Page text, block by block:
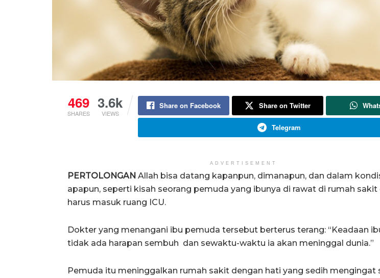
469
SHARES
3.6k
VIEWS
Share on Facebook Share on Twitter
Telegram
ADVERTISEMENT
PERTOLONGAN Allah bisa datang kapanpun, dimanapun, dan dalam
apapun, seperti kisah seorang pemuda yang ibunya di rawat di rumah sakit
harus masuk ruang ICU.
Dokter yang menangani ibu pemuda tersebut berterus terang: “Keadaan
tidak ada harapan sembuh dan sewaktu-waktu ia akan meninggal dunia.”
Pemuda itu meninggalkan rumah sakit dengan hati yang sedih mengingat